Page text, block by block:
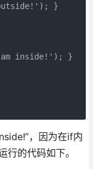
}
inside!'); }
，因为在if内
的代码如下。